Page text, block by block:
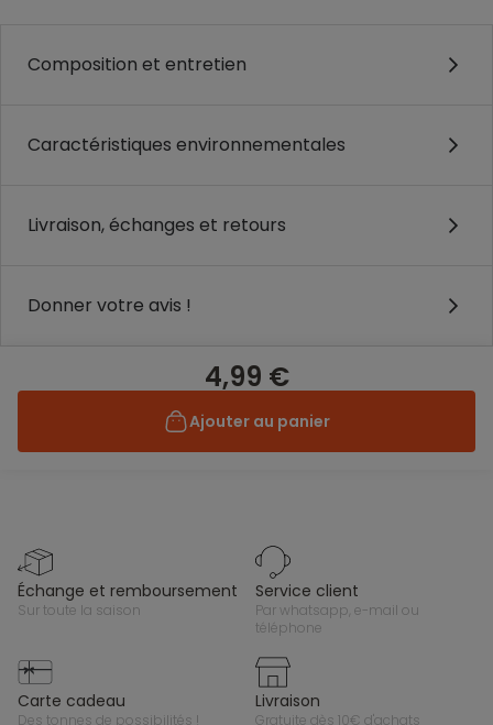
Composition et entretien
Caractéristiques environnementales
Livraison, échanges et retours
Donner votre avis !
4,99 €
Ajouter au panier
échange et remboursement
sur toute la saison
service client
par whatsapp, e-mail ou
téléphone
carte cadeau
des tonnes de possibilités !
livraison
gratuite dès 10€ d'achats